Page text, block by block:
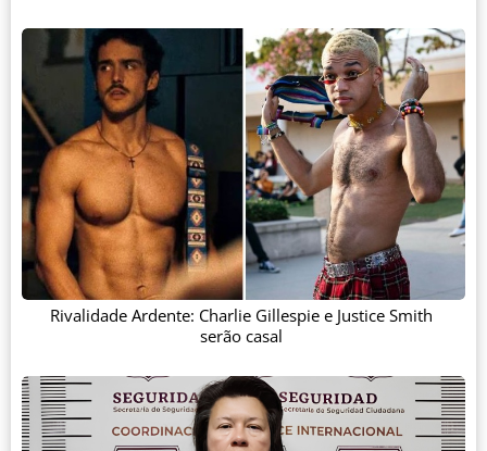
Rivalidade Ardente: Charlie Gillespie e Justice Smith
serão casal